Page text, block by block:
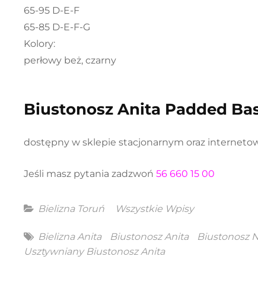
65-95 D-E-F
65-85 D-E-F-G
Kolory:
perłowy beż, czarny
Biustonosz Anita Padded
dostępny w sklepie stacjonarnym oraz
Jeśli masz pytania zadzwoń 56 660 15 00
Categories
Bielizna Toruń Wszystkie Wpisy
Tags
Bielizna Anita Biustonosz Anita Biustonosz
Usztywniany Biustonosz Anita